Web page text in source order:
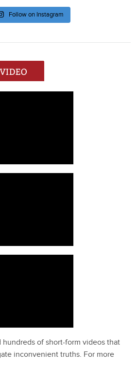
Follow on Instagram
hundreds of short-form videos that
inconvenient truths. For more